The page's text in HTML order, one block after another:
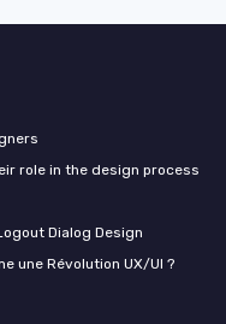
role in the design process
Dialog Design
une Révolution UX/UI ?